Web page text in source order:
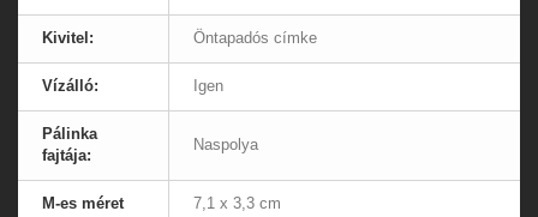
Kivitel: Öntapadós címke
Vízálló: Igen
Pálinka
fajtája:
Naspolya
M-es méret 7,1 x 3,3 cm